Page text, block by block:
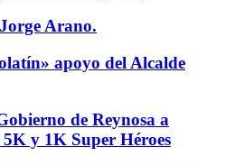
Arano.
apoyo del Alcalde
de Reynosa a
y 1K Super Héroes